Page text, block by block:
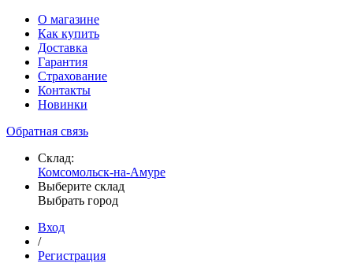
О магазине
Как купить
Доставка
Гарантия
Страхование
Контакты
Новинки
Обратная связь
Склад:
Комсомольск-на-Амуре
Выберите склад
Выбрать город
Вход
/
Регистрация